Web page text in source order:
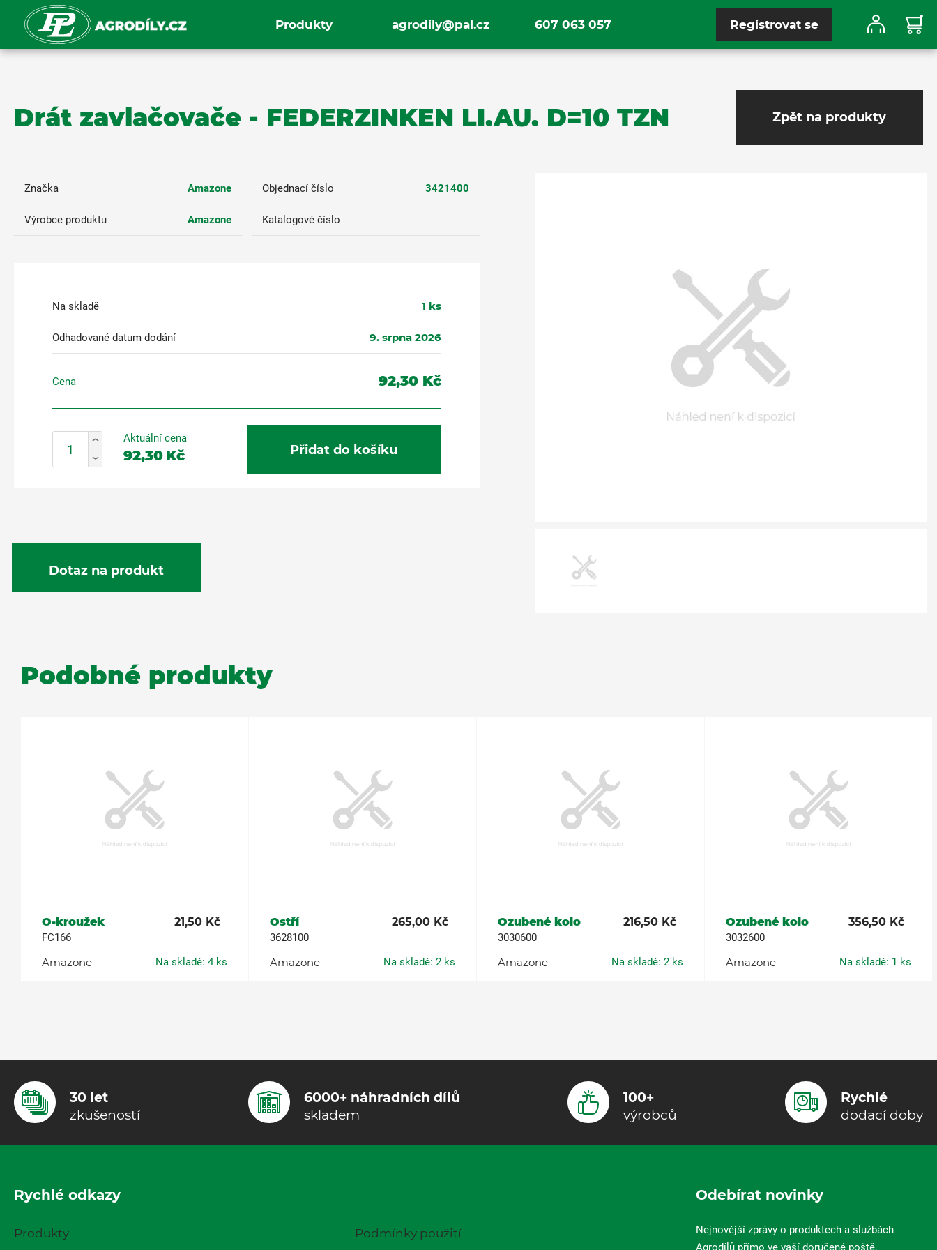
Registrovat se
agrodily@pal.cz 607 063 057
Produkty
Drát zavlačovače - FEDERZINKEN LI.AU. D=10 TZN Zpět na produkty
Značka Amazone Objednací číslo 3421400
Výrobce produktu Amazone Katalogové číslo
Na skladě 1 ks
Odhadované datum dodání 9. srpna 2026
Cena 92,30 Kč
Aktuální cena
92,30 Kč Přidat do košíku
Podobné produkty
O-kroužek 21,50 Kč
FC166
Amazone Na skladě: 4 ks
Ostří 265,00 Kč
3628100
Amazone Na skladě: 2 ks
Ozubené kolo 216,50 Kč
3030600
Amazone Na skladě: 2 ks
Ozubené kolo 356,50 Kč
3032600
Amazone Na skladě: 1 ks
30 let
zkušeností
6000+ náhradních dílů
skladem
100+
výrobců
Rychlé
dodací doby
Rychlé odkazy
Produkty Podmínky použití
Odebírat novinky
Nejnovější zprávy o produktech a službách
Agrodílů přímo ve vaší doručené poště.